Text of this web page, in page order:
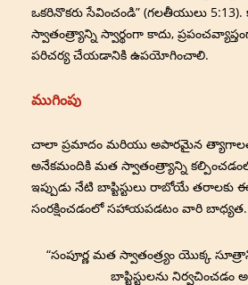
ఒకరినొకరు సేవించండి” (గలతీయులు
స్వాతంత్ర్యాన్ని స్వార్థంగా కాదు,
పరిచర్య చేయడానికి ఉపయోగించాలి.
ముగింపు
చాలా ప్రమాదం మరియు అపారమైన త్యాగాలతో
అనేకమందికి మత స్వాతంత్ర్యాన్ని
ఇప్పుడు నేటి బాప్టిస్టులు రాబోయే తరాలకు
సంరక్షించడంలో సహాయపడటం వారి బాధ్యత.
“సంపూర్ణ మత స్వాతంత్ర్యం యొక్క
బాప్టిస్టులను నిర్వచించడం